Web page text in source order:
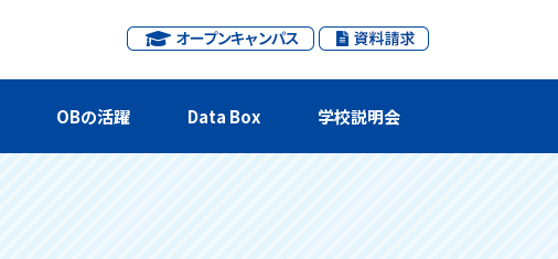
OBの活躍 Data Box 学校説明会